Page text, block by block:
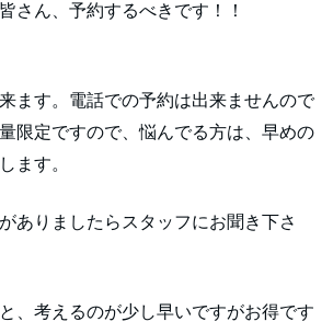
さん、予約するべきです！！
ます。電話での予約は出来ませんので
限定ですので、悩んでる方は、早めの
ます。
ありましたらスタッフにお聞き下さ
、考えるのが少し早いですがお得です